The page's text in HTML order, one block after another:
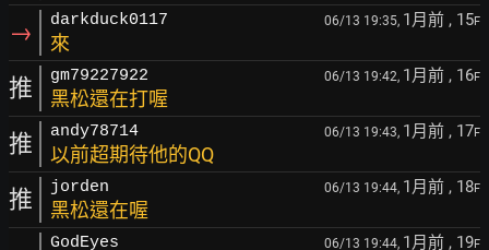
→ darkduck0117 06/13 19:35, 1月前 , 15F
來
推 gm79227922 06/13 19:42, 1月前 , 16F
黑松還在打喔
推 andy78714 06/13 19:43, 1月前 , 17F
以前超期待他的QQ
推 jorden 06/13 19:44, 1月前 , 18F
黑松還在喔
GodEyes 06/13 19:44, 1月前 , 19F